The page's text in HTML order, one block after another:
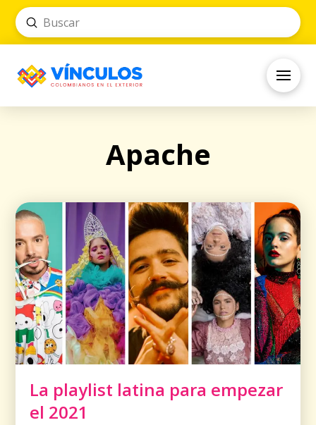
Search
Submit
Apache
La playlist latina para empezar
el 2021